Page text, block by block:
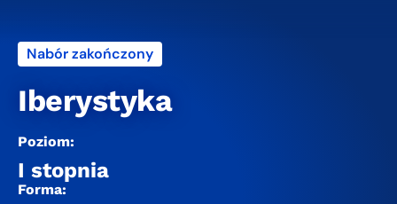
Nabór zakończony
Iberystyka
Poziom:
I stopnia
Forma: